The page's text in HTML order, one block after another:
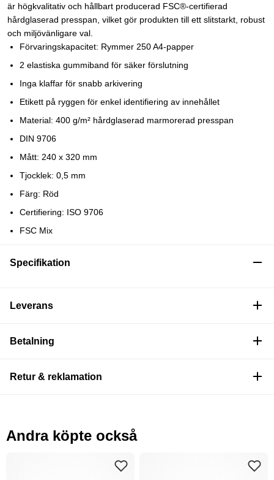
är högkvalitativ och hållbart producerad FSC®-certifierad
hårdglaserad presspan, vilket gör produkten till ett slitstarkt, robust
och miljövänligare val.
Förvaringskapacitet: Rymmer 250 A4-papper
2 elastiska gummiband för säker förslutning
Inga klaffar för snabb arkivering
Etikett på ryggen för enkel identifiering av innehållet
Material: 400 g/m² hårdglaserad marmorerad presspan
DIN 9706
Mått: 240 x 320 mm
Tjocklek: 0,5 mm
Färg: Röd
Certifiering: ISO 9706
FSC Mix
Specifikation
Leverans
Betalning
Retur & reklamation
Andra köpte också